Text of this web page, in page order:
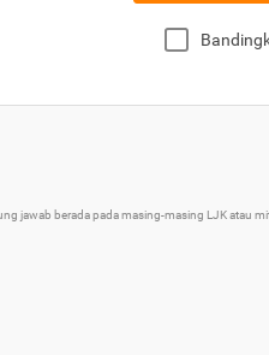
jawab berada pada masing-masing LJK atau